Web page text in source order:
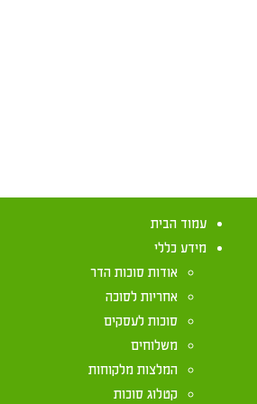
עמוד הבית
מידע כללי
אודות סוכות הדר
אחריות לסוכה
סוכות לעסקים
משלוחים
המלצות מלקוחות
קטלוג סוכות